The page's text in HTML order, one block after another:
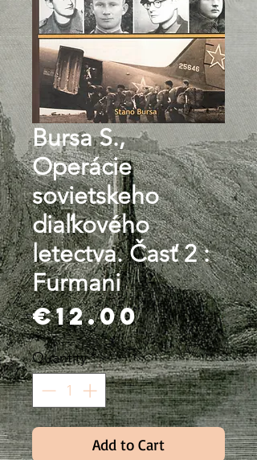
Bursa S.,
Operácie
sovietskeho
diaľkového
letectva. Časť 2 :
Furmani
€12.00Price
Quantity*
Add to Cart